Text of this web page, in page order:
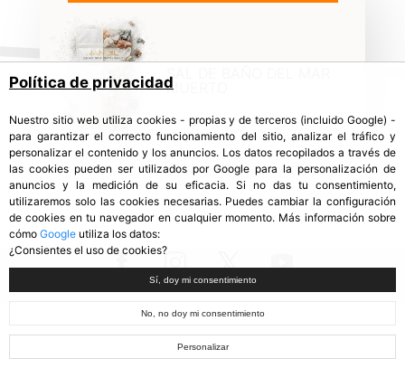
SAL DE BAÑO DEL MAR
MUERTO
Política de privacidad
Nuestro sitio web utiliza cookies - propias y de terceros (incluido Google) -
para garantizar el correcto funcionamiento del sitio, analizar el tráfico y
personalizar el contenido y los anuncios. Los datos recopilados a través de
las cookies pueden ser utilizados por Google para la personalización de
anuncios y la medición de su eficacia. Si no das tu consentimiento,
utilizaremos solo las cookies necesarias. Puedes cambiar la configuración
de cookies en tu navegador en cualquier momento. Más información sobre
cómo Google utiliza los datos:
¿Consientes el uso de cookies?
Sí, doy mi consentimiento
No, no doy mi consentimiento
Personalizar